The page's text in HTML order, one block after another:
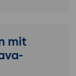
mit